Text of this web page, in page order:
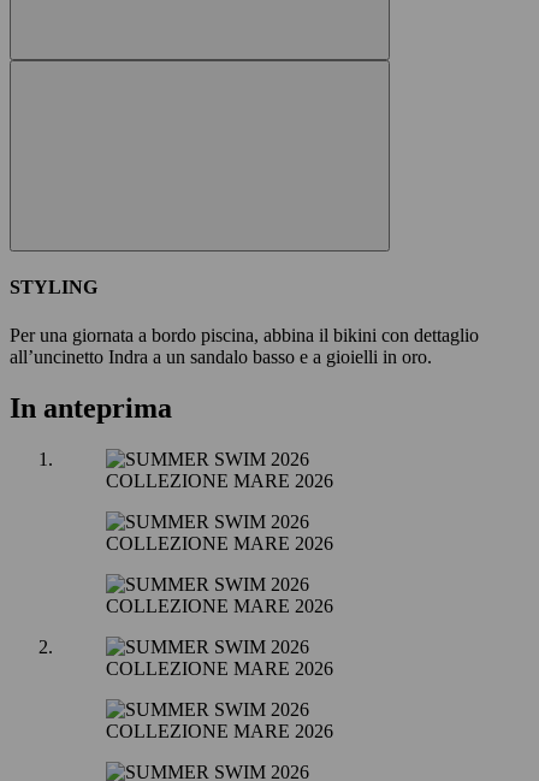
STYLING
Per una giornata a bordo piscina, abbina il bikini con dettaglio
all’uncinetto Indra a un sandalo basso e a gioielli in oro.
In anteprima
COLLEZIONE MARE 2026
COLLEZIONE MARE 2026
COLLEZIONE MARE 2026
COLLEZIONE MARE 2026
COLLEZIONE MARE 2026